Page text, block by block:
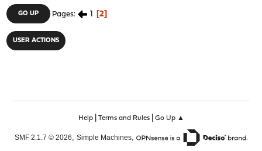
GO UP Pages 1 2
USER ACTIONS
Help| Terms and Rules| Go Up ▲
SMF 2.1.7 © 2026, Simple Machines,